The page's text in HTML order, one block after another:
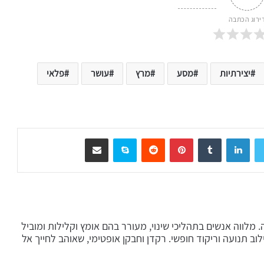
הכתבה
יצירתיות מסע מרץ עושר פלאי
LinkedIn
Tumblr
Pinterest
Reddit
Skypeשיתוף דרך המייל
תוכן כבר יותר מ-30 שנה. מלווה אנשים בתהליכי שינוי, מעורר בהם אומץ וקלילות ומוביל
תנועה וריקוד חופשי. רקדן וחבקן אופטימי, שאוהב לחייך אל